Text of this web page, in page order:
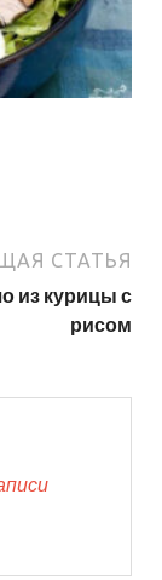
СТАТЬЯ
из курицы с
рисом